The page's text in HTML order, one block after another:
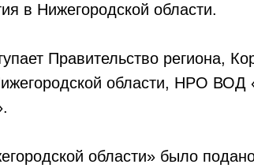
в Нижегородской области.
Правительство региона,
области, НРО ВОД
области» было